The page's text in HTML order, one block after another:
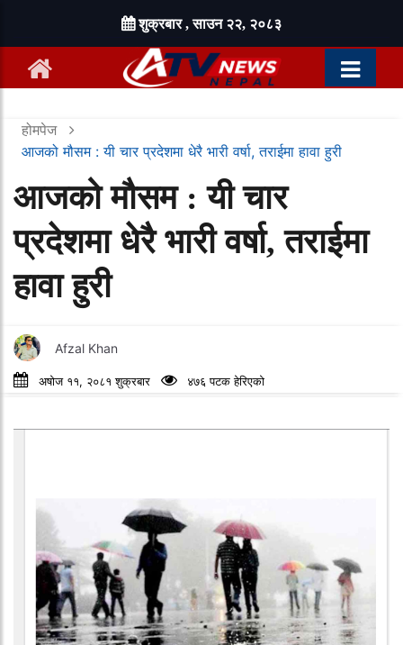
शुक्रबार , साउन २२, २०८३
होमपेज
आजको मौसम : यी चार प्रदेशमा धेरै भारी वर्षा, तराईमा हावा हुरी
आजको मौसम : यी चार
प्रदेशमा धेरै भारी वर्षा, तराईमा
हावा हुरी
Afzal Khan
अषोज ११, २०८१ शुक्रबार ४७६ पटक हेरिएको